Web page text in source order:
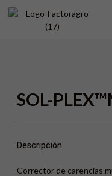
SOL-
Descripción
Corrector de carencias